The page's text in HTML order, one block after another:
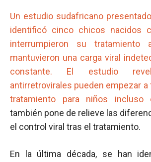
Un estudio sudafricano
identificó cinco chicos nacidos
interrumpieron su tratamiento
mantuvieron una carga viral
constante. El estudio
antirretrovirales pueden empezar
tratamiento para niños
también pone de relieve las
el control viral tras el tratamiento.
En la última década, se han